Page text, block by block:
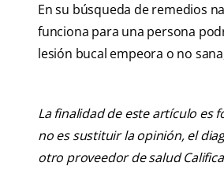
En su búsqueda de remedios
funciona para una persona
lesión bucal empeora o no
La finalidad de este artículo es
no es sustituir la opinión, el
otro proveedor de salud